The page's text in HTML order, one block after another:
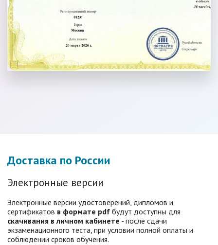
Доставка по России
Электронные версии
Электронные версии удостоверений, дипломов и
сертификатов в формате pdf будут доступны для
скачивания в личном кабинете - после сдачи
экзаменационного теста, при условии полной оплаты и
соблюдении сроков обучения.